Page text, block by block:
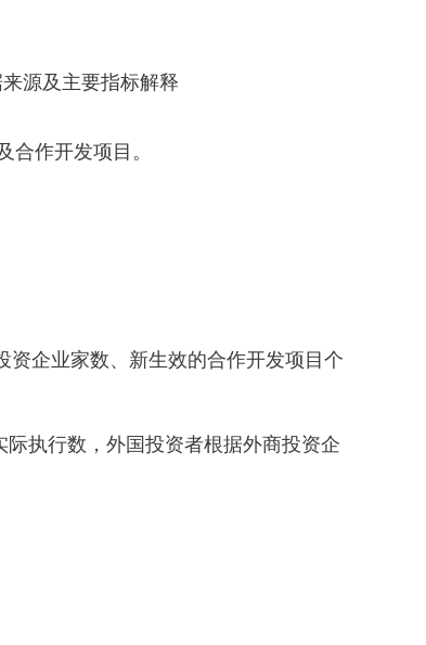
源及主要指标解释
合作开发项目。
企业家数、新生效的合作开发项目个
执行数，外国投资者根据外商投资企